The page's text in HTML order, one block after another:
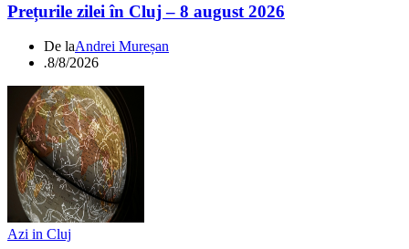
Prețurile zilei în Cluj – 8 august 2026
De laAndrei Mureșan
.8/8/2026
Azi in Cluj